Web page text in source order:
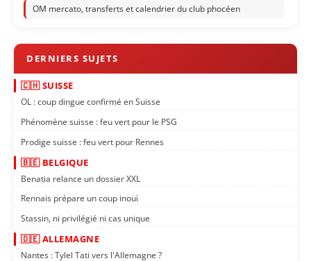
OM mercato, transferts et calendrier du club phocéen
🇨🇭 SUISSE
OL : coup dingue confirmé en Suisse
Phénomène suisse : feu vert pour le PSG
Prodige suisse : feu vert pour Rennes
🇧🇪 BELGIQUE
Benatia relance un dossier XXL
Rennais prépare un coup inouï
Stassin, ni privilégié ni cas unique
🇩🇪 ALLEMAGNE
Nantes : Tylel Tati vers l'Allemagne ?